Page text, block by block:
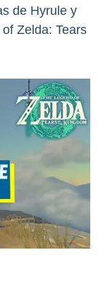
de Hyrule y
Zelda: Tears